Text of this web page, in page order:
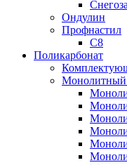
Ондулин
Профнастил
С8
Поликарбонат
Монолитный